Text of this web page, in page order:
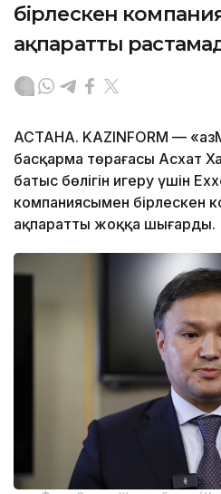
бірлескен
ақпаратты
АСТАНА. KAZINFORM —
басқарма төрағасы Асхат
батыс бөлігін игеру үшін
компаниясымен бірлескен
ақпаратты жоққа шығарды.